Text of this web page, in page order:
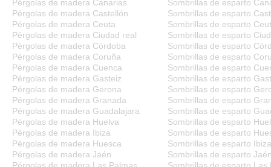
Pérgolas de madera Canarias
Sombrillas de esparto
Pérgolas de madera Castellón
Sombrillas de esparto
Pérgolas de madera Ceuta
Sombrillas de esparto
Pérgolas de madera Ciudad real
Sombrillas de esparto
Pérgolas de madera Córdoba
Sombrillas de esparto
Pérgolas de madera Coruña
Sombrillas de esparto
Pérgolas de madera Cuenca
Sombrillas de esparto
Pérgolas de madera Gasteiz
Sombrillas de esparto
Pérgolas de madera Gerona
Sombrillas de esparto
Pérgolas de madera Granada
Sombrillas de esparto
Pérgolas de madera Guadalajara
Sombrillas de esparto
Pérgolas de madera Huelva
Sombrillas de esparto
Pérgolas de madera Ibiza
Sombrillas de esparto
Pérgolas de madera Huesca
Sombrillas de esparto Ibiza
Pérgolas de madera Jaén
Sombrillas de esparto
Pérgolas de madera Las Palmas
Sombrillas de esparto Las